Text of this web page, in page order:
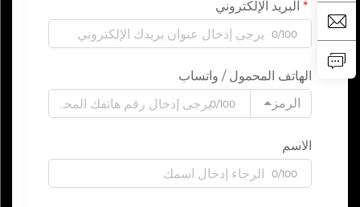
البريد الإلكتروني
0/100
الهاتف المحمول / واتساب
الرمز
0/100
الاسم
0/100